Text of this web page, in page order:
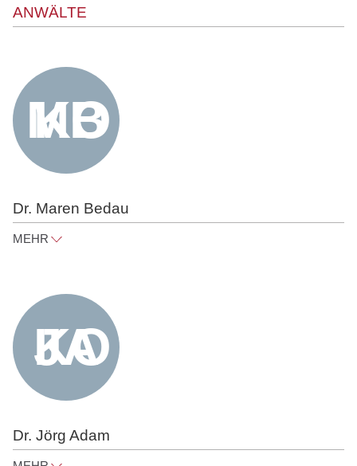
ANWÄLTE
Dr. Maren Bedau
MEHR
Tel +49 30 818 550 360
Dr. Jörg Adam